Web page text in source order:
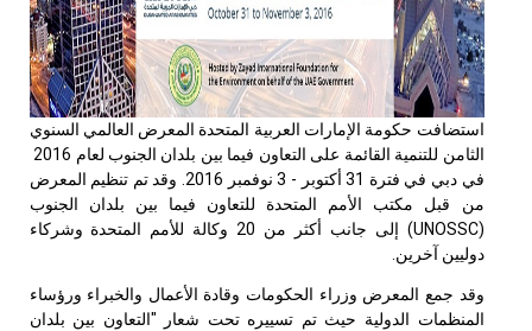
استضافت حكومة الإمارات العربية المتحدة المعرض العالمي السنوي
الثامنللتنمية القائمة على التعاون فيما بين بلدان الجنوب لعام 2016
في دبي في فترة 31 أكتوبر - 3 نوفمبر 2016. وقد تم تنظيم المعرض
من قبل مكتب الأمم المتحدة للتعاون فيما بين بلدان الجنوب
UNOSSC
) إلى جانب أكثر من 20 وكالة للأمم المتحدة وشركاء
دوليين آخرين.
وقد جمع المعرض وزراء الحكومات وقادة الأعمال والخبراء ورؤساء
المنظمات الدولية حيث تم تسييره تحت شعار "التعاون بين بلدان